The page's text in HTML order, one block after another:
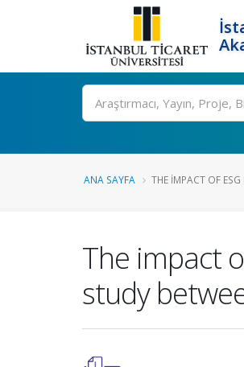
Ara
ANA SAYFA THE IMPACT OF
The impact
study